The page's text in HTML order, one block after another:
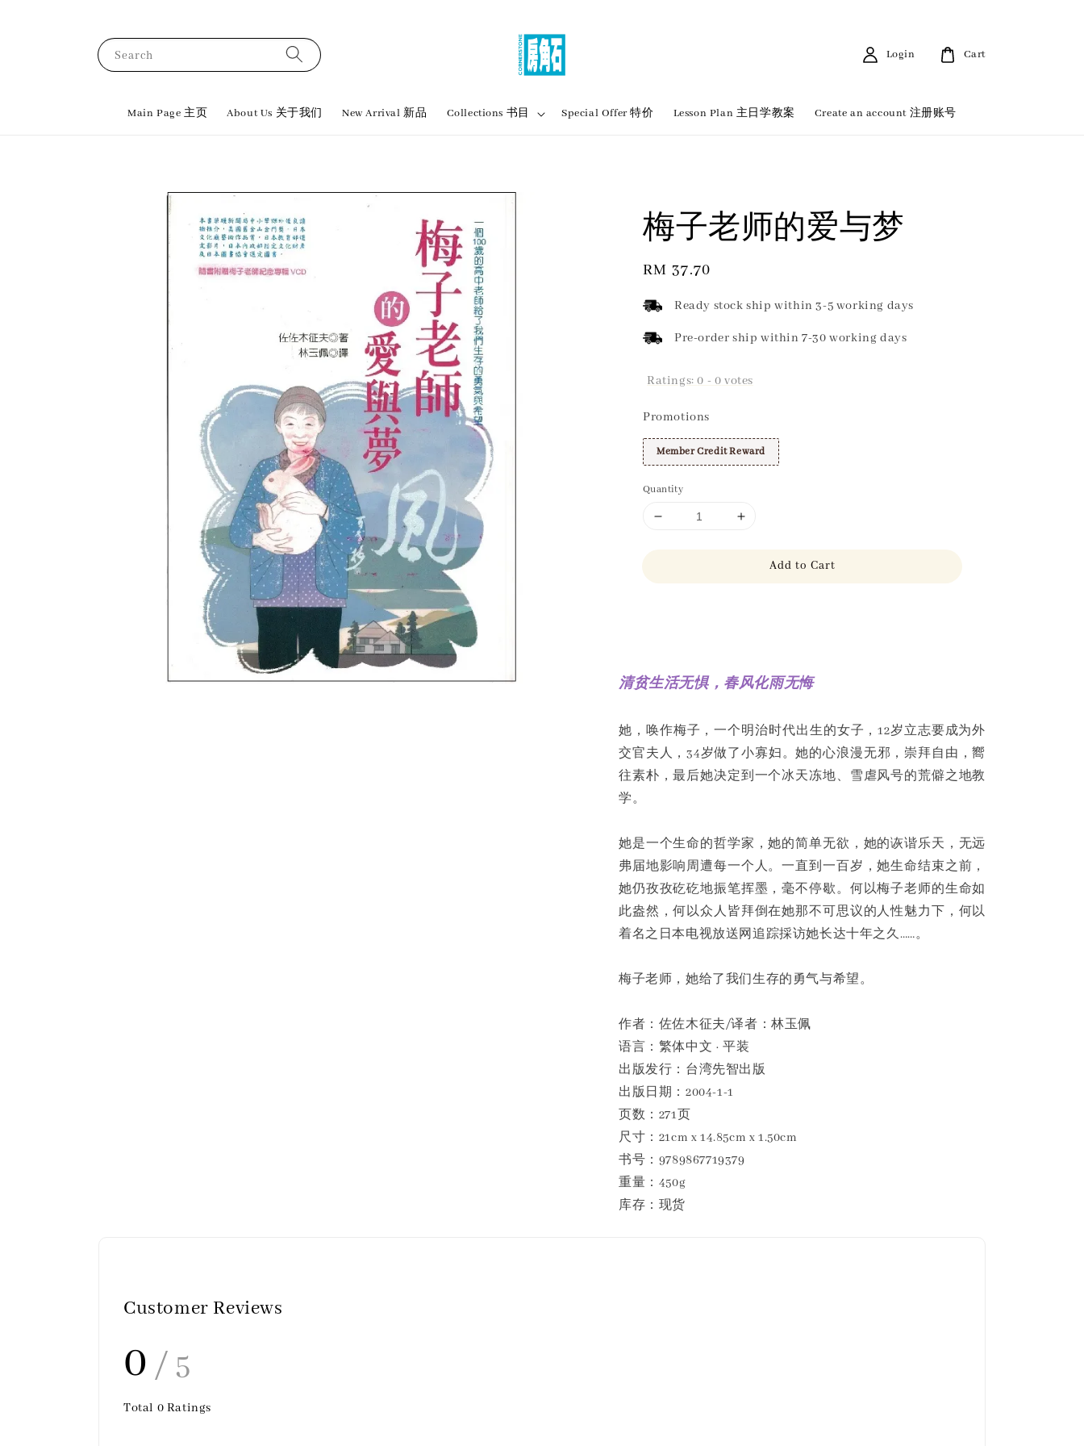
Search
Main Page 主页 About Us 关于我们 New Arrival 新品 Collections 书目 Special Offer 特价 Lesson Plan 主日学教案 Create an account 注册账号
Login Cart
梅子老师的爱与梦
Regular
price
RM 37.70
Ready stock ship within 3-5 working days
Pre-order ship within 7-30 working days
Ratings:0 - 0 votes
Promotions
Member Credit Reward
Quantity
Add to Cart
清贫生活无惧，春风化雨无悔
她，唤作梅子，一个明治时代出生的女子，12岁立志要成为外
交官夫人，34岁做了小寡妇。她的心浪漫无邪，崇拜自由，嚮
往素朴，最后她决定到一个冰天冻地、雪虐风号的荒僻之地教
学。
她是一个生命的哲学家，她的简单无欲，她的诙谐乐天，无远
弗届地影响周遭每一个人。一直到一百岁，她生命结束之前，
她仍孜孜矻矻地振笔挥墨，毫不停歇。何以梅子老师的生命如
此盎然，何以众人皆拜倒在她那不可思议的人性魅力下，何以
着名之日本电视放送网追踪採访她长达十年之久……。
梅子老师，她给了我们生存的勇气与希望。
作者：佐佐木征夫/译者：林玉佩
语言：繁体中文 · 平装
出版发行：台湾先智出版
出版日期：2004-1-1
页数：271页
尺寸：21cm x 14.85cm x 1.50cm
书号：9789867719379
重量：450g
库存：现货
Customer Reviews
0 / 5
Total 0 Ratings